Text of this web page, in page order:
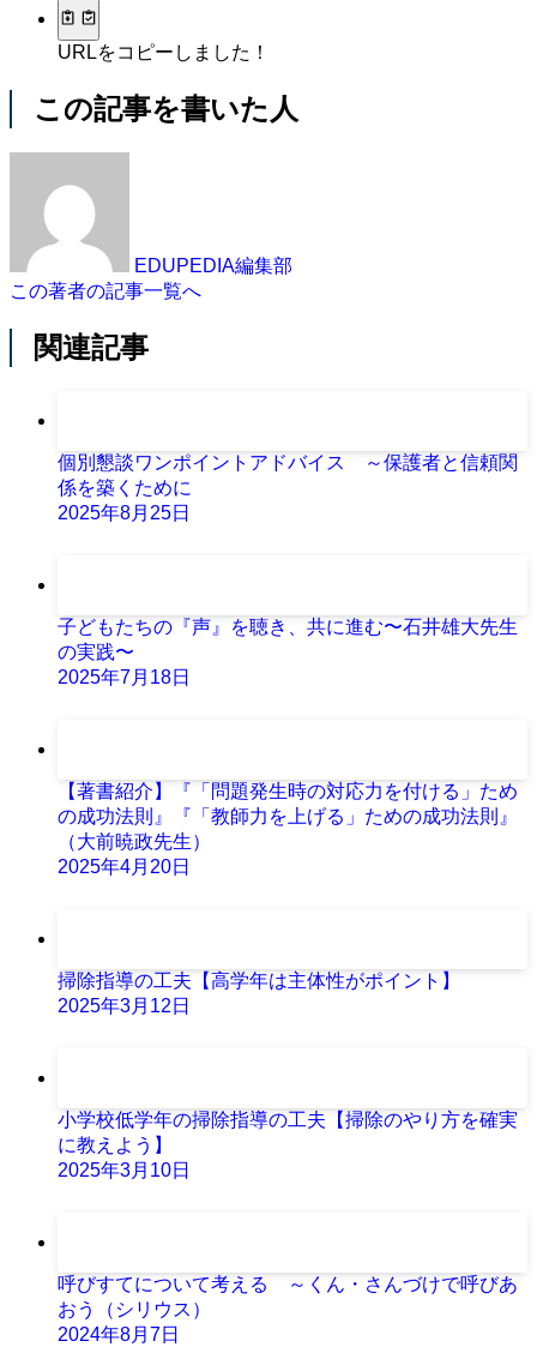
URLをコピーしました！
この記事を書いた人
EDUPEDIA編集部
この著者の記事一覧へ
関連記事
個別懇談ワンポイントアドバイス ～保護者と信頼関
係を築くために
2025年8月25日
子どもたちの『声』を聴き、共に進む〜石井雄大先生
の実践〜
2025年7月18日
【著書紹介】『「問題発生時の対応力を付ける」ため
の成功法則』『「教師力を上げる」ための成功法則』
（大前暁政先生）
2025年4月20日
掃除指導の工夫【高学年は主体性がポイント】
2025年3月12日
小学校低学年の掃除指導の工夫【掃除のやり方を確実
に教えよう】
2025年3月10日
呼びすてについて考える ～くん・さんづけで呼びあ
おう（シリウス）
2024年8月7日